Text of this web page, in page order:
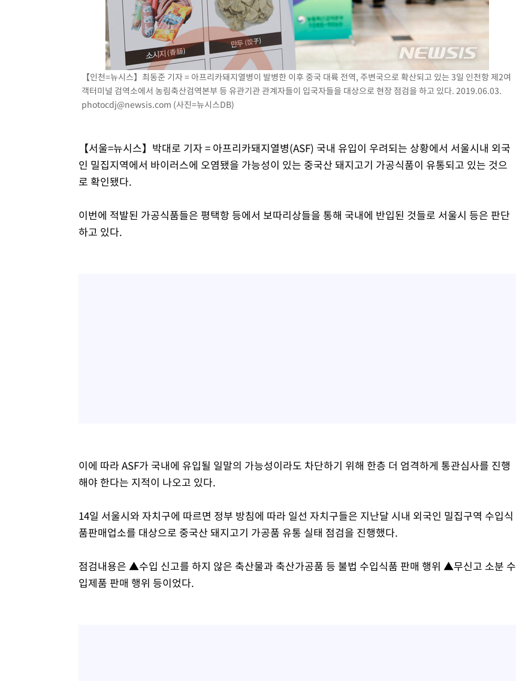
[속보]美, 폴리실리콘 수입 규제…파생제품 15% 관세, 120일 후 발
[속보]트럼프, 美 원정출산 금지 행정명령 서명
[속보] 뉴욕증시, 일제 하락 마감…나스닥 0.06%↓
【인천=뉴시스】최동준 기자 = 아프리카돼지열병이 발병한 이후 중국 대륙 전역, 주변국으로 확산되고 있는 3일 인천항 제2여
객터미널 검역소에서 농림축산검역본부 등 유관기관 관계자들이 입국자들을 대상으로 현장 점검을 하고 있다. 2019.06.03.
photocdj@newsis.com (사진=뉴시스DB)
【서울=뉴시스】박대로 기자 = 아프리카돼지열병(ASF) 국내 유입이 우려되는 상황에서 서울시내 외국
인 밀집지역에서 바이러스에 오염됐을 가능성이 있는 중국산 돼지고기 가공식품이 유통되고 있는 것으
로 확인됐다.
이번에 적발된 가공식품들은 평택항 등에서 보따리상들을 통해 국내에 반입된 것들로 서울시 등은 판단
하고 있다.
이에 따라 ASF가 국내에 유입될 일말의 가능성이라도 차단하기 위해 한층 더 엄격하게 통관심사를 진행
해야 한다는 지적이 나오고 있다.
14일 서울시와 자치구에 따르면 정부 방침에 따라 일선 자치구들은 지난달 시내 외국인 밀집구역 수입식
품판매업소를 대상으로 중국산 돼지고기 가공품 유통 실태 점검을 진행했다.
점검내용은 ▲수입 신고를 하지 않은 축산물과 축산가공품 등 불법 수입식품 판매 행위 ▲무신고 소분 수
입제품 판매 행위 등이었다.